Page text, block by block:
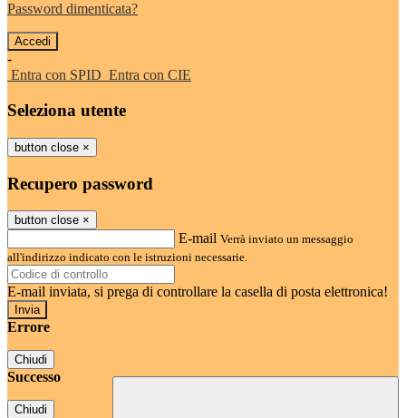
Password dimenticata?
-
Entra con SPID Entra con CIE
Seleziona utente
button close ×
Recupero password
button close ×
E-mail Verrà inviato un messaggio
all'indirizzo indicato con le istruzioni necessarie.
E-mail inviata, si prega di controllare la casella di posta elettronica!
Errore
Chiudi
Successo
Chiudi